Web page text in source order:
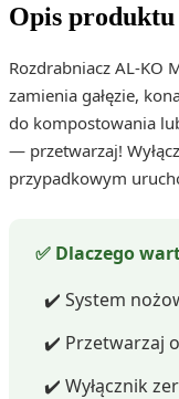
Opis produktu
Rozdrabniacz AL-KO
zamienia gałęzie,
do kompostowania
— przetwarzaj!
przypadkowym
✅ Dlaczego
✔️ System
✔️ Przetwarzaj
✔️ Wyłącznik